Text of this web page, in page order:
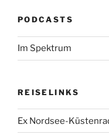
PODCASTS
Im Spektrum
REISELINKS
Ex Nordsee-